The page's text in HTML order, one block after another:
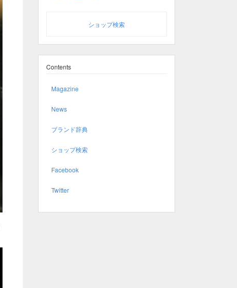
ショップ検索
Contents
Magazine
News
ブランド辞典
ショップ検索
Facebook
Twitter